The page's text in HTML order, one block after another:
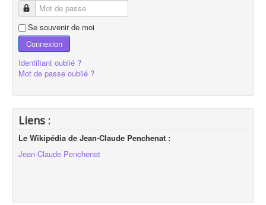
Mot de passe
Se souvenir de moi
Connexion
Identifiant oublié ?
Mot de passe oublié ?
Liens :
Le Wikipédia de Jean-Claude Penchenat :
Jean-Claude Penchenat